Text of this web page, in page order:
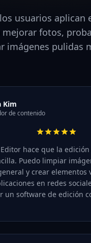
usuarios aplican
mejorar fotos,
imágenes pulidas
Kim
de contenido
hace que la
Puedo limpiar
y crear elementos
en redes
un software de edición